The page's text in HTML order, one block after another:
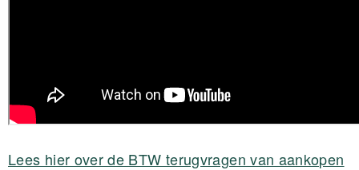
Lees hier over de BTW terugvragen van aankopen